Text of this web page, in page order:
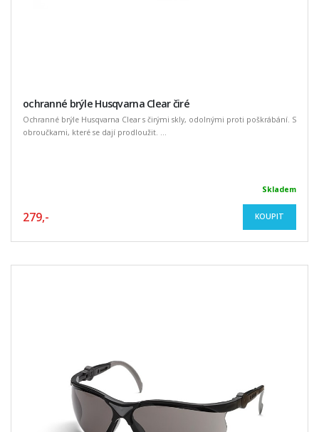
ochranné brýle Husqvarna Clear čiré
Ochranné brýle Husqvarna Clear s čirými skly, odolnými proti poškrábání. S
obroučkami, které se dají prodloužit. ...
Skladem
279,- KOUPIT